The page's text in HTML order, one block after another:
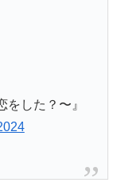
した？〜』